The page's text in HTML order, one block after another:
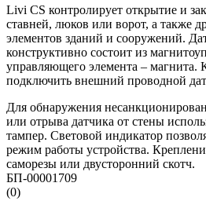
Livi CS контролирует открытие и
ставней, люков или ворот, а также
элементов зданий и сооружений.
конструктивно состоит из
управляющего элемента –
подключить внешний проводной
Для обнаружения
или отрыва датчика от стены
тампер. Световой индикатор
режим работы устройства.
саморезы или двусторонний скотч.
БП-00001709
(0)